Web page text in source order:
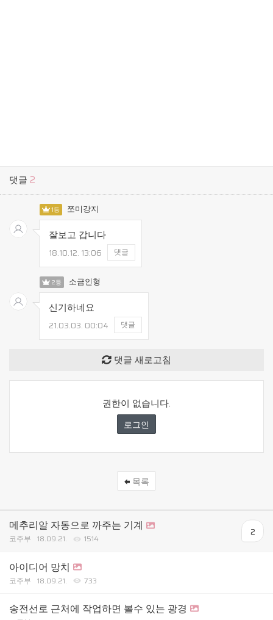
댓글 2
1등 쪼미강지
잘보고 갑니다
18.10.12. 13:06 댓글
2등 소금인형
신기하네요
21.03.03. 00:04 댓글
댓글 새로고침
권한이 없습니다.
로그인
목록
메추리알 자동으로 까주는 기계
코주부 18.09.21. 1514
2
아이디어 망치
코주부 18.09.21. 733
송전선로 근처에 작업하면 볼수 있는 광경